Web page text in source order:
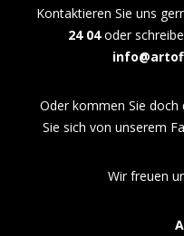
Kontaktieren Sie uns
24 04oder
Oder kommen Sie doch
Sie sich von unserem
Wir freuen